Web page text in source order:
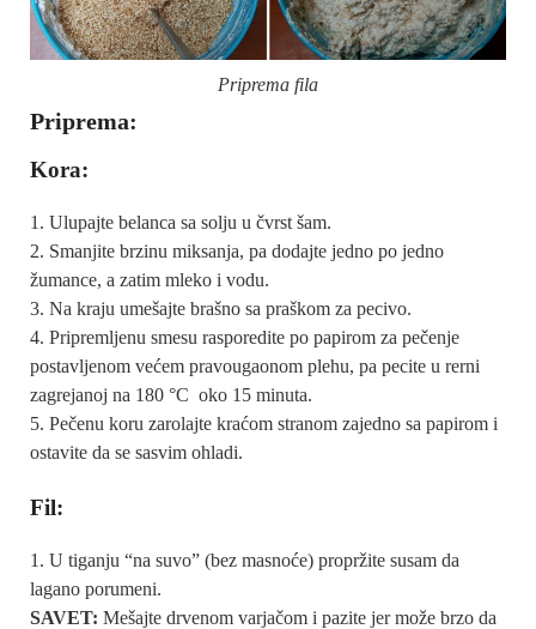
Priprema fila
Priprema:
Kora:
Ulupajte belanca sa solju u čvrst šam.
Smanjite brzinu miksanja, pa dodajte jedno po jedno
žumance, a zatim mleko i vodu.
Na kraju umešajte brašno sa praškom za pecivo.
Pripremljenu smesu rasporedite po papirom za pečenje
postavljenom većem pravougaonom plehu, pa pecite u rerni
zagrejanoj na 180 °C oko 15 minuta.
Pečenu koru zarolajte kraćom stranom zajedno sa papirom i
ostavite da se sasvim ohladi.
Fil:
U tiganju “na suvo” (bez masnoće) propržite susam da
lagano porumeni.
SAVET: Mešajte drvenom varjačom i pazite jer može brzo da